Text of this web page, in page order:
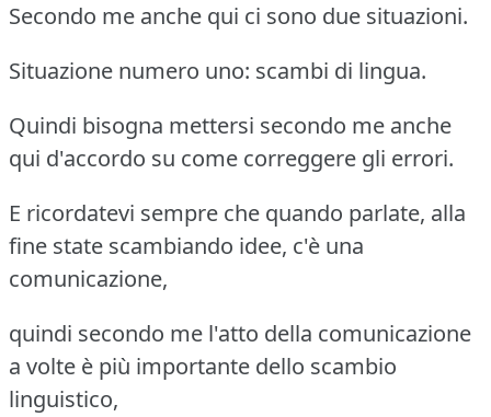
Secondo me anche qui ci sono due situazioni.
Situazione numero uno: scambi di lingua.
Quindi bisogna mettersi secondo me anche
qui d'accordo su come correggere gli errori.
E ricordatevi sempre che quando parlate, alla
fine state scambiando idee, c'è una
comunicazione,
quindi secondo me l'atto della comunicazione
a volte è più importante dello scambio
linguistico,